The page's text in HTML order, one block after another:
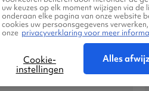
uw keuzes op elk moment wijzigen via de
onderaan elke pagina van onze website
cookies uw persoonsgegevens
onze privacyverklaring voor meer
Cookie-
instellingen
Alles